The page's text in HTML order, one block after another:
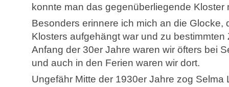
konnte man das gegenüberliegende Kloster
Besonders erinnere ich mich an die Glocke,
Klosters aufgehängt war und zu
Anfang der 30er Jahre waren wir öfters bei
und auch in den Ferien waren wir dort.
Ungefähr Mitte der 1930er Jahre zog Selma